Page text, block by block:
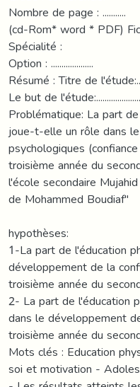
Nombre de page : ...........
(cd-Rom* word * PDF)
Spécialité :
Option : ....................
Résumé : Titre de
Le but de
Problématique: La part
joue-t-elle un rôle dans
psychologiques
troisième année du
l'école secondaire
de Mohammed Boudiaf"
hypothèses:
1-La part de l'éducation
développement de la
troisième année du
2- La part de l'éducation
dans le développement
troisième année du
Mots clés : Education
soi et motivation -